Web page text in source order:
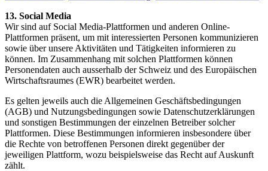
13. Social Media
Wir sind auf Social Media-Plattformen und anderen Online-
Plattformen präsent, um mit interessierten Personen kommunizieren
sowie über unsere Aktivitäten und Tätigkeiten informieren zu
können. Im Zusammenhang mit solchen Plattformen können
Personendaten auch ausserhalb der Schweiz und des Europäischen
Wirtschaftsraumes (EWR) bearbeitet werden.
Es gelten jeweils auch die Allgemeinen Geschäftsbedingungen
(AGB) und Nutzungsbedingungen sowie Datenschutzerklärungen
und sonstigen Bestimmungen der einzelnen Betreiber solcher
Plattformen. Diese Bestimmungen informieren insbesondere über
die Rechte von betroffenen Personen direkt gegenüber der
jeweiligen Plattform, wozu beispielsweise das Recht auf Auskunft
zählt.